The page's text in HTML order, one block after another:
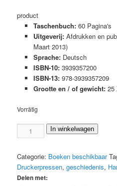
product
Taschenbuch:60 Pagina's
Uitgeverij:Afdrukken en
Maart 2013)
Sprache:Deutsch
ISBN-10:3939357200
ISBN-13:978-3939357209
Grootte en / of gewicht: 25
Vorrätig
Buchdruckerpressen
aus
im
Harz
Menge
In winkelwagen
Categorie: Boeken beschikbaar
Druckerpressen,geschiedenis,
Delen met: